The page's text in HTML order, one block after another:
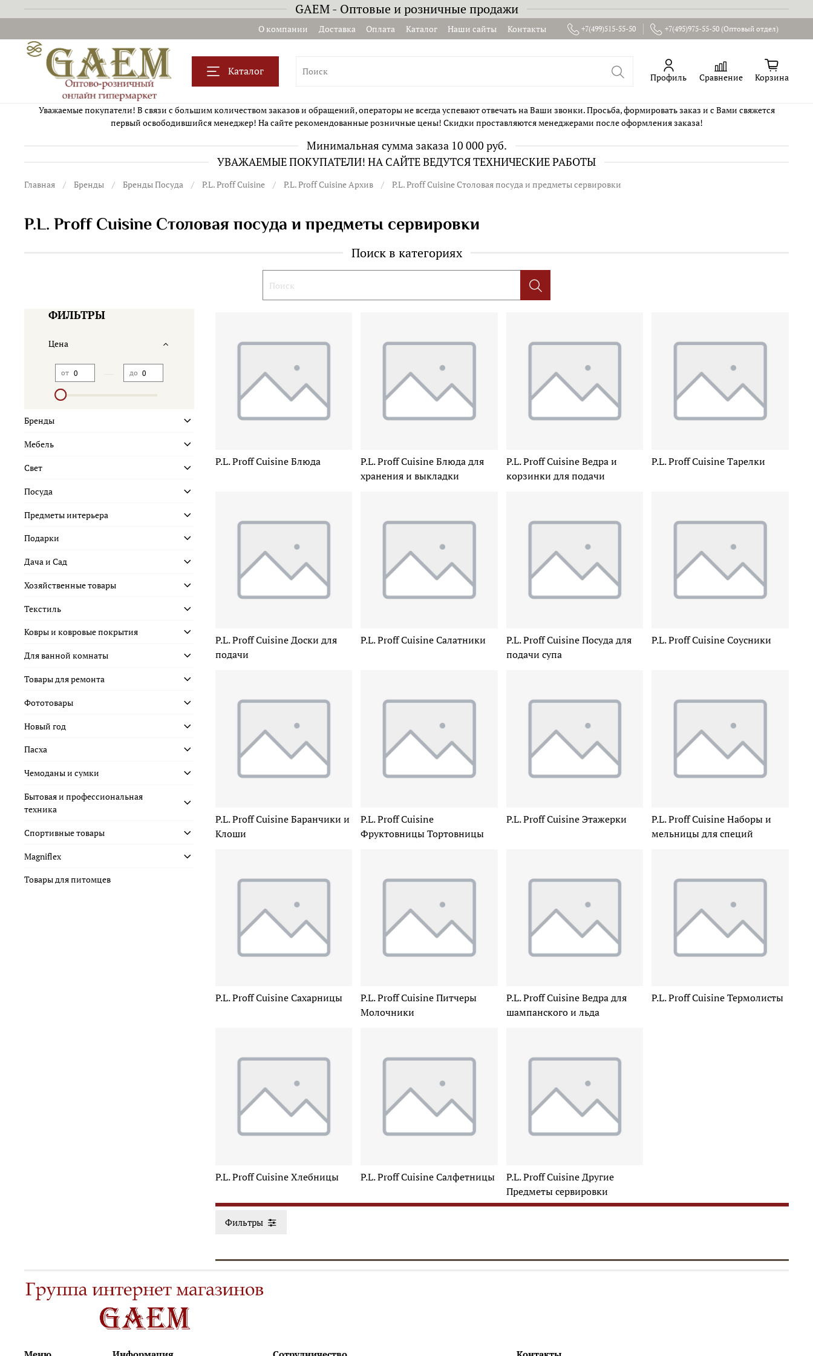
GAEM - Оптовые и розничные продажи
О компании Доставка Оплата Каталог Наши сайты Контакты +7(499)515-55-50 +7(495)975-55-50 (Оптовый отдел)
Каталог Профиль Сравнение Корзина
Уважаемые покупатели! В связи с большим количеством заказов и обращений, операторы не всегда успевают отвечать на Ваши звонки. Просьба, формировать заказ и с Вами свяжется
первый освободившийся менеджер! На сайте рекомендованные розничные цены! Скидки проставляются менеджерами после оформления заказа!
Минимальная сумма заказа 10 000 руб.
УВАЖАЕМЫЕ ПОКУПАТЕЛИ! НА САЙТЕ ВЕДУТСЯ ТЕХНИЧЕСКИЕ РАБОТЫ
Главная Бренды Бренды Посуда P.L. Proff Cuisine P.L. Proff Cuisine Архив P.L. Proff Cuisine Столовая посуда и предметы сервировки
P.L. Proff Cuisine Столовая посуда и предметы сервировки
Поиск в категориях
P.L. Proff Cuisine Блюда
P.L. Proff Cuisine Блюда для
хранения и выкладки
P.L. Proff Cuisine Ведра и
корзинки для подачи
P.L. Proff Cuisine Тарелки
P.L. Proff Cuisine Доски для
подачи
P.L. Proff Cuisine Салатники
P.L. Proff Cuisine Посуда для
подачи супа
P.L. Proff Cuisine Соусники
P.L. Proff Cuisine Баранчики и
Клоши
P.L. Proff Cuisine
Фруктовницы Тортовницы
P.L. Proff Cuisine Этажерки
P.L. Proff Cuisine Наборы и
мельницы для специй
P.L. Proff Cuisine Сахарницы
P.L. Proff Cuisine Питчеры
Молочники
P.L. Proff Cuisine Ведра для
шампанского и льда
P.L. Proff Cuisine Термолисты
P.L. Proff Cuisine Хлебницы P.L. Proff Cuisine Салфетницы
P.L. Proff Cuisine Другие
Предметы сервировки
Фильтры
ФИЛЬТРЫ
Цена
от до
Бренды
Мебель
Свет
Посуда
Предметы интерьера
Подарки
Дача и Сад
Хозяйственные товары
Текстиль
Ковры и ковровые покрытия
Для ванной комнаты
Товары для ремонта
Фототовары
Новый год
Пасха
Чемоданы и сумки
Бытовая и профессиональная
техника
Спортивные товары
Magniflex
Товары для питомцев